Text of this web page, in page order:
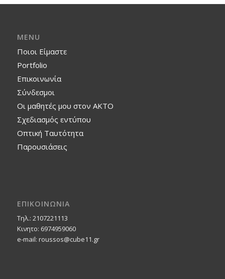
MENU
Ποιοι Είμαστε
Portfolio
Επικοινωνία
Σύνδεσμοι
Οι μαθητές μου στον ΑΚΤΟ
Σχεδιασμός εντύπου
Οπτική Ταυτότητα
Παρουσιάσεις
ΕΠΙΚΟΙΝΩΝΙΑ
Τηλ.: 2107221113
Κινητο: 6974959060
e-mail: roussos@cube11.gr